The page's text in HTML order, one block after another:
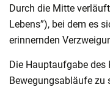
Durch die Mitte
Lebens”), bei dem es
erinnernden
Die Hauptaufgabe des
Bewegungsabläufe zu